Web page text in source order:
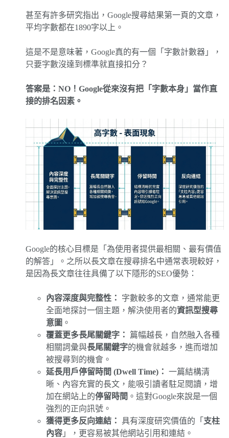
甚至有許多研究指出，Google搜尋結果第一頁的文章，
平均字數都在1890字以上。
這是不是意味著，Google真的有一個「字數計數器」，
只要字數沒達到標準就直接扣分？
答案是：NO！Google從來沒有把「字數本身」當作直
接的排名因素。
Google的核心目標是「為使用者提供最相關、最有價值
的解答」。之所以長文章在搜尋排名中通常表現較好，
是因為長文章往往具備了以下隱形的SEO優勢：
內容深度與完整性：
字數較多的文章，通常能更
全面地探討一個主題，解決使用者的資訊型搜尋
意圖 。
覆蓋更多長尾關鍵字：
篇幅越長，自然融入各種
相關詞彙與長尾關鍵字的機會就越多，進而增加
被搜尋到的機會。
延長用戶停留時間 (Dwell Time)： 一篇結構清
晰、內容充實的長文，能吸引讀者駐足閱讀，增
加在網站上的停留時間 。這對Google來說是一個
強烈的正向訊號。
獲得更多反向連結： 具有深度研究價值的「 支柱
內容 」，更容易被其他網站引用和連結。